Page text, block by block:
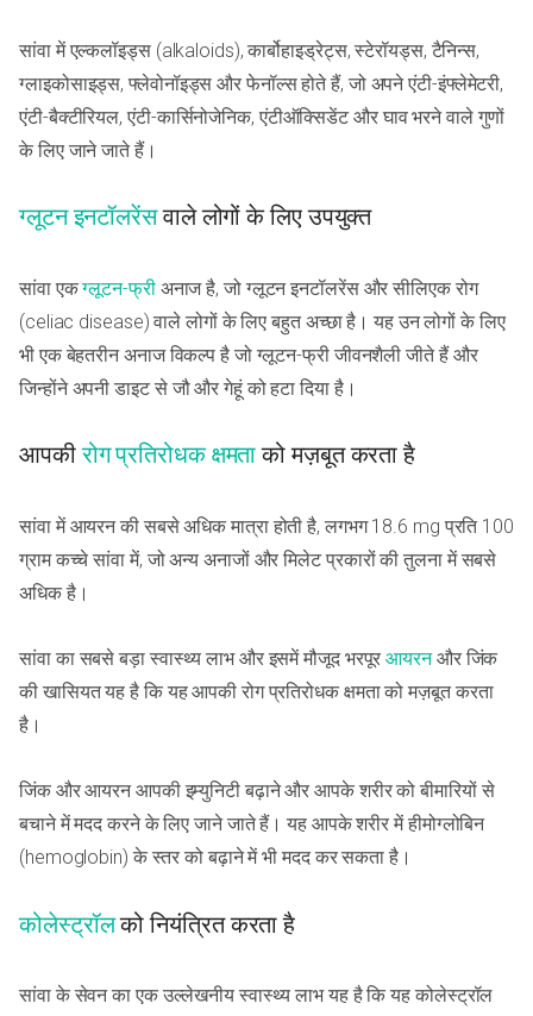
सांवा में एल्कलॉइड्स (alkaloids), कार्बोहाइड्रेट्स, स्टेरॉयड्स, टैनिन्स,
ग्लाइकोसाइड्स, फ्लेवोनॉइड्स और फेनॉल्स होते हैं, जो अपने एंटी-इंफ्लेमेटरी,
एंटी-बैक्टीरियल, एंटी-कार्सिनोजेनिक, एंटीऑक्सिडेंट और घाव भरने वाले गुणों
के लिए जाने जाते हैं।
ग्लूटन इनटॉलरेंसवाले लोगों के लिए उपयुक्त
सांवा एकग्लूटन-फ्रीअनाज है, जो ग्लूटन इनटॉलरेंस और सीलिएक रोग
(celiac disease) वाले लोगों के लिए बहुत अच्छा है। यह उन लोगों के लिए
भी एक बेहतरीन अनाज विकल्प है जो ग्लूटन-फ्री जीवनशैली जीते हैं और
जिन्होंने अपनी डाइट से जौ और गेहूं को हटा दिया है।
आपकीरोग प्रतिरोधक क्षमताको मज़बूत करता है
सांवा में आयरन की सबसे अधिक मात्रा होती है, लगभग 18.6 mg प्रति 100
ग्राम कच्चे सांवा में, जो अन्य अनाजों और मिलेट प्रकारों की तुलना में सबसे
अधिक है।
सांवा का सबसे बड़ा स्वास्थ्य लाभ और इसमें मौजूद भरपूरआयरनऔर जिंक
की खासियत यह है कि यह आपकी रोग प्रतिरोधक क्षमता को मज़बूत करता
है।
जिंक और आयरन आपकी इम्युनिटी बढ़ाने और आपके शरीर को बीमारियों से
बचाने में मदद करने के लिए जाने जाते हैं। यह आपके शरीर में हीमोग्लोबिन
(hemoglobin) के स्तर को बढ़ाने में भी मदद कर सकता है।
कोलेस्ट्रॉलको नियंत्रित करता है
सांवा के सेवन का एक उल्लेखनीय स्वास्थ्य लाभ यह है कि यह कोलेस्ट्रॉल